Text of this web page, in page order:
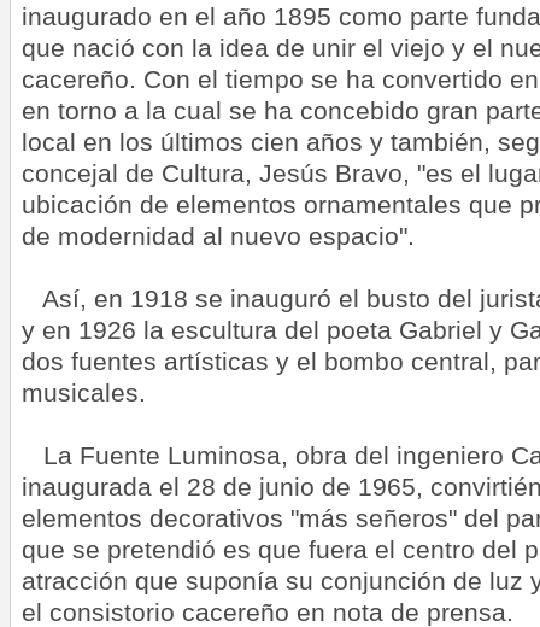
inaugurado en el año 1895 como parte
que nació con la idea de unir el viejo y el
cacereño. Con el tiempo se ha convertido
en torno a la cual se ha concebido gran
local en los últimos cien años y también,
concejal de Cultura, Jesús Bravo, "es el
ubicación de elementos ornamentales que
de modernidad al nuevo espacio".
Así, en 1918 se inauguró el busto del
y en 1926 la escultura del poeta Gabriel y
dos fuentes artísticas y el bombo central,
musicales.
La Fuente Luminosa, obra del ingeniero
inaugurada el 28 de junio de 1965,
elementos decorativos "más señeros" del
que se pretendió es que fuera el centro del
atracción que suponía su conjunción de luz
el consistorio cacereño en nota de prensa.